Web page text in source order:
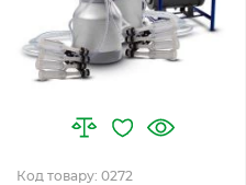
Код товару: 0272